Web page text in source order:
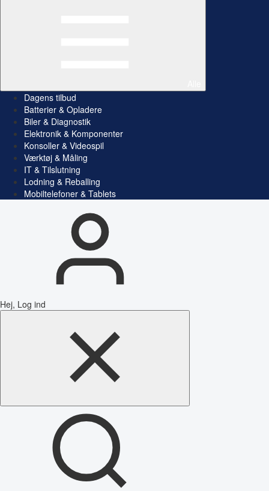
Dagens tilbud
Batterier & Opladere
Biler & Diagnostik
Elektronik & Komponenter
Konsoller & Videospil
Værktøj & Måling
IT & Tilslutning
Lodning & Reballing
Mobiltelefoner & Tablets
Hej, Log ind